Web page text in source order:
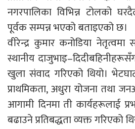
नगरपालिका विभिन्न टोलको
पूर्वक सम्पन्न भएको बताइएको छ।
वीरेन्द्र कुमार कनोडिया नेतृत्वमा
स्थानीय
खुला संवाद गरिएको थियो।
प्राथमिकता, अधुरा योजना तथा
आगामी दिनमा ती कार्यहरूलाई
बढाउने प्रतिबद्धता व्यक्त गरिएको